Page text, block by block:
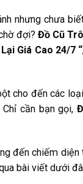
nhưng chưa
đợi? Đồ Cũ
Giá Cao 24/7 “
cho đến các
Chỉ cần bạn gọi,
đến chiếm diện
bài viết dưới